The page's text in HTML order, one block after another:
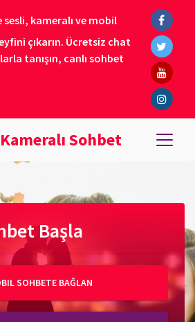
sesli, kameralı ve mobil
çıkarın. Ücretsiz chat
tanışın, canlı sohbet
Sohbet
Başla
SOHBETE BAĞLAN